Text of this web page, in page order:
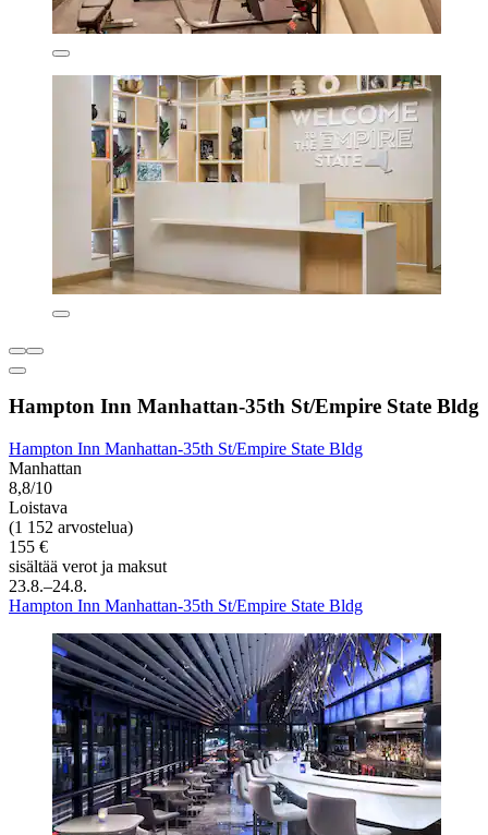
Hampton Inn Manhattan-35th St/Empire State Bldg
Hampton Inn Manhattan-35th St/Empire State Bldg
Manhattan
8,8/10
Loistava
(1 152 arvostelua)
155 €
sisältää verot ja maksut
23.8.–24.8.
Hampton Inn Manhattan-35th St/Empire State Bldg